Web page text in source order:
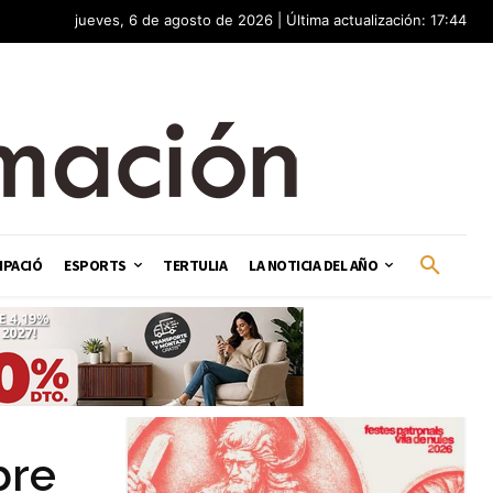
jueves, 6 de agosto de 2026 | Última actualización: 17:44
ESPORTS TERTULIA LA NOTICIA DEL AÑO